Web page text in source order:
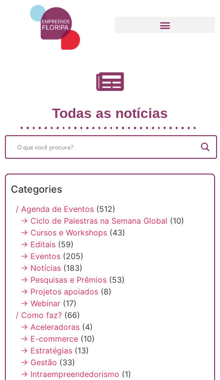
Todas as notícias
Categories
/ Agenda de Eventos (512)
→ Ciclo de Palestras na Semana Global (10)
→ Cursos e Workshops (43)
→ Editais (59)
→ Eventos (205)
→ Notícias (183)
→ Pesquisas e Prêmios (53)
→ Projetos apoiados (8)
→ Webinar (17)
/ Como faz? (66)
→ Aceleradoras (4)
→ E-commerce (10)
→ Estratégias (13)
→ Gestão (33)
→ Intraempreendedorismo (1)